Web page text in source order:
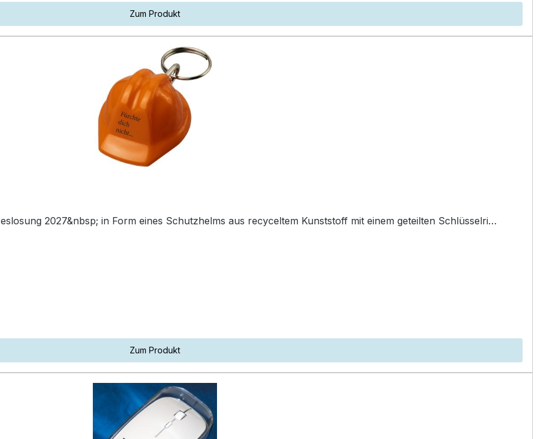
Zum Produkt
2027&nbsp; in Form eines Schutzhelms aus recyceltem Kunststoff mit einem geteilten Schlüsselri…
Zum Produkt